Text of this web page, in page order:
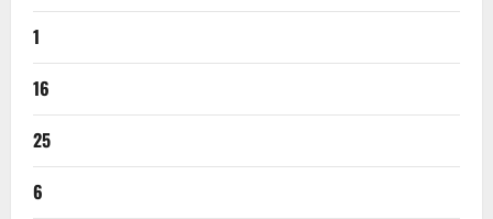
1
16
25
6